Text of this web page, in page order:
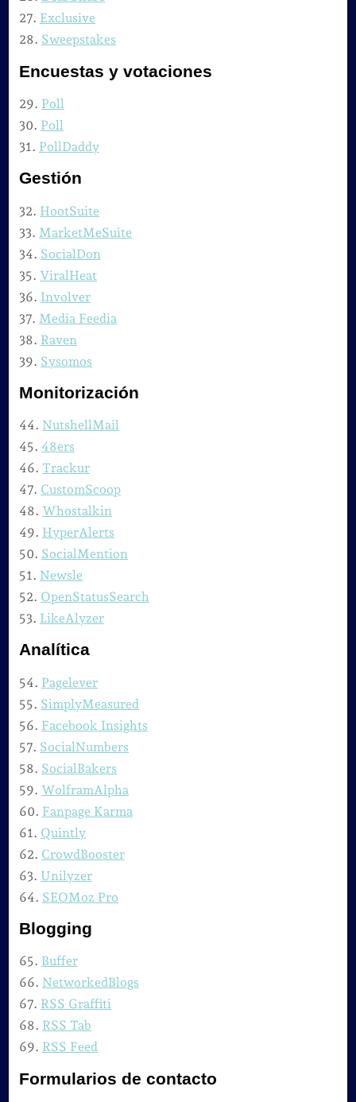
27. Exclusive
28. Sweepstakes
Encuestas y votaciones
29. Poll
30. Poll
31. PollDaddy
Gestión
32. HootSuite
33. MarketMeSuite
34. SocialDon
35. ViralHeat
36. Involver
37. Media Feedia
38. Raven
39. Sysomos
Monitorización
44. NutshellMail
45. 48ers
46. Trackur
47. CustomScoop
48. Whostalkin
49. HyperAlerts
50. SocialMention
51. Newsle
52. OpenStatusSearch
53. LikeAlyzer
Analítica
54. Pagelever
55. SimplyMeasured
56. Facebook Insights
57. SocialNumbers
58. SocialBakers
59. WolframAlpha
60. Fanpage Karma
61. Quintly
62. CrowdBooster
63. Unilyzer
64. SEOMoz Pro
Blogging
65. Buffer
66. NetworkedBlogs
67. RSS Graffiti
68. RSS Tab
69. RSS Feed
Formularios de contacto